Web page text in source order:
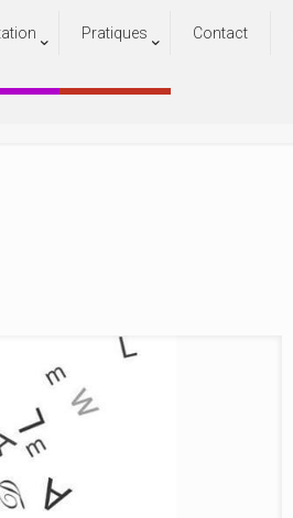
Pratiques Contact
!
!